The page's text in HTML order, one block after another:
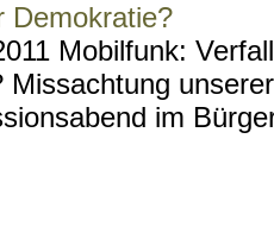
Demokratie?
Mobilfunk:
Missachtung
im